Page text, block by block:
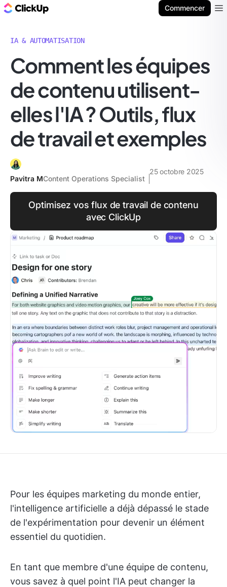
Commencer
IA & AUTOMATISATION
Comment les équipes
de contenu utilisent-
elles l'IA ? Outils, flux
de travail et exemples
Pavitra MContent Operations Specialist
25 octobre 2025
Optimisez vos flux de travail de contenu
avec ClickUp
Pour les équipes marketing du monde entier,
l'intelligence artificielle a déjà dépassé le stade
de l'expérimentation pour devenir un élément
essentiel du quotidien.
En tant que membre d'une équipe de contenu,
vous savez à quel point l'IA peut changer la